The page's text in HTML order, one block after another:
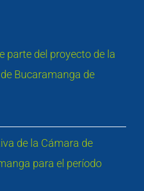
parte del proyecto de la
Bucaramanga de
de la Cámara de
para el período